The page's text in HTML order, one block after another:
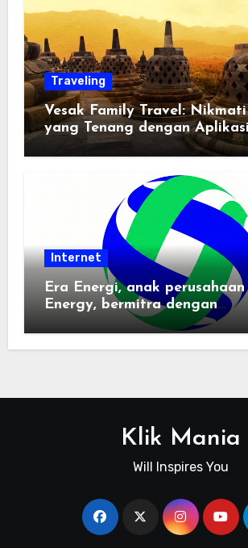
Traveling
Vesak Family Travel:
yang Tenang dengan
Pemindai PDF
Internet
Era Energi, anak
Energy, bermitra dengan
Zhuochuangtong untuk
Klik Mania
Will Inspires You